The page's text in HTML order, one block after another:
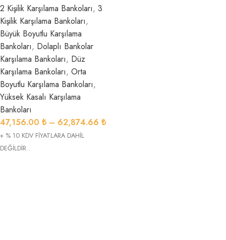
2 Kişilik Karşılama Bankoları, 3
Kişilik Karşılama Bankoları,
Büyük Boyutlu Karşılama
Bankoları, Dolaplı Bankolar
Karşılama Bankoları, Düz
Karşılama Bankoları, Orta
Boyutlu Karşılama Bankoları,
Yüksek Kasalı Karşılama
Bankoları
47,156.00 ₺ – 62,874.66 ₺
+ % 10 KDV FİYATLARA DAHİL
DEĞİLDİR..